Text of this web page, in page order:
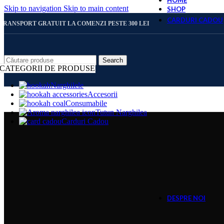
Skip to navigation Skip to main content
GRATUIT LA COMENZI PESTE 300 LEI
Search
CATEGORII DE PRODUSE
Narghilele
Accesorii
Consumabile
Tutun Narghilea
Carduri Cadou
SHOP
CARDURI CADOU
DESPRE NOI